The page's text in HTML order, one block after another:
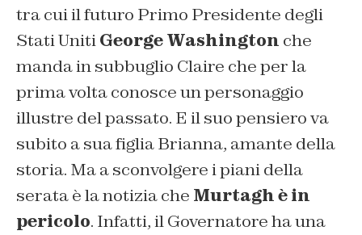
tra cui il futuro Primo Presidente degli
Stati UnitiGeorge Washington che
manda in subbuglio Claire che per la
prima volta conosce un personaggio
illustre del passato. E il suo pensiero va
subito a sua figlia Brianna, amante della
storia. Ma a sconvolgere i piani della
serata è la notizia che Murtagh è in
pericolo. Infatti, il Governatore ha una